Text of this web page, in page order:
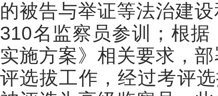
的被告与举证等法治建
310名监察员参训； 根据
实施方案》相关要求，
评选拔工作 ，经过考评